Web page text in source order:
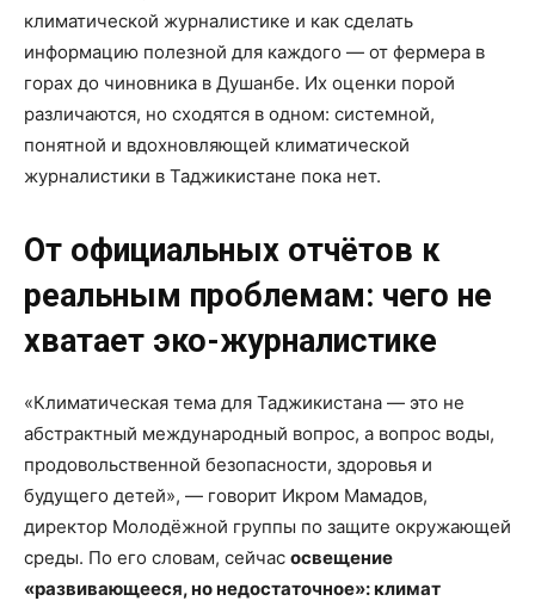
климатической журналистике и как сделать
информацию полезной для каждого — от фермера в
горах до чиновника в Душанбе. Их оценки порой
различаются, но сходятся в одном: системной,
понятной и вдохновляющей климатической
журналистики в Таджикистане пока нет.
От официальных отчётов к
реальным проблемам: чего не
хватает эко-журналистике
«Климатическая тема для Таджикистана — это не
абстрактный международный вопрос, а вопрос воды,
продовольственной безопасности, здоровья и
будущего детей», — говорит Икром Мамадов,
директор Молодёжной группы по защите окружающей
среды. По его словам, сейчас освещение
«развивающееся, но недостаточное»: климат